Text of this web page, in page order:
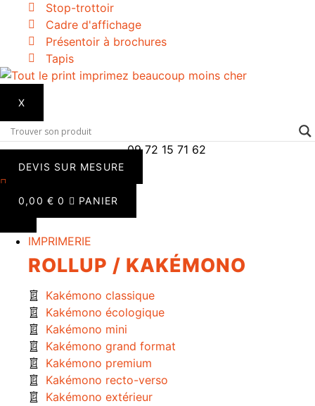
Stop-trottoir
Cadre d'affichage
Présentoir à brochures
Tapis
X
09 72 15 71 62
DEVIS SUR MESURE
0,00 € 0 PANIER
IMPRIMERIE
ROLLUP / KAKÉMONO
Kakémono classique
Kakémono écologique
Kakémono mini
Kakémono grand format
Kakémono premium
Kakémono recto-verso
Kakémono extérieur